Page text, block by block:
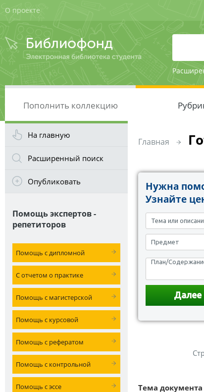
О проекте
Пополнить коллекцию
На главную
Расширенный поиск
Опубликовать
Помощь экспертов -
репетиторов
Помощь с дипломной
С отчетом о практике
Помощь с магистерской
Помощь с курсовой
Помощь с рефератом
Помощь с контрольной
Помощь с эссе
Главная
Нужна
Узнайте
Тема документа